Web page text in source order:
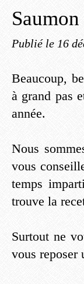
Publié le 16
Beaucoup,
à grand pas
année.
Nous
vous
temps
trouve la
Surtout ne
vous reposer